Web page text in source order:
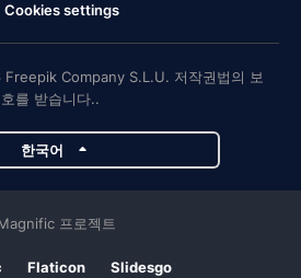
Cookies settings
Company S.L.U. 저작권법의 보
호를 받습니다..
한국어
프로젝트
Flaticon Slidesgo